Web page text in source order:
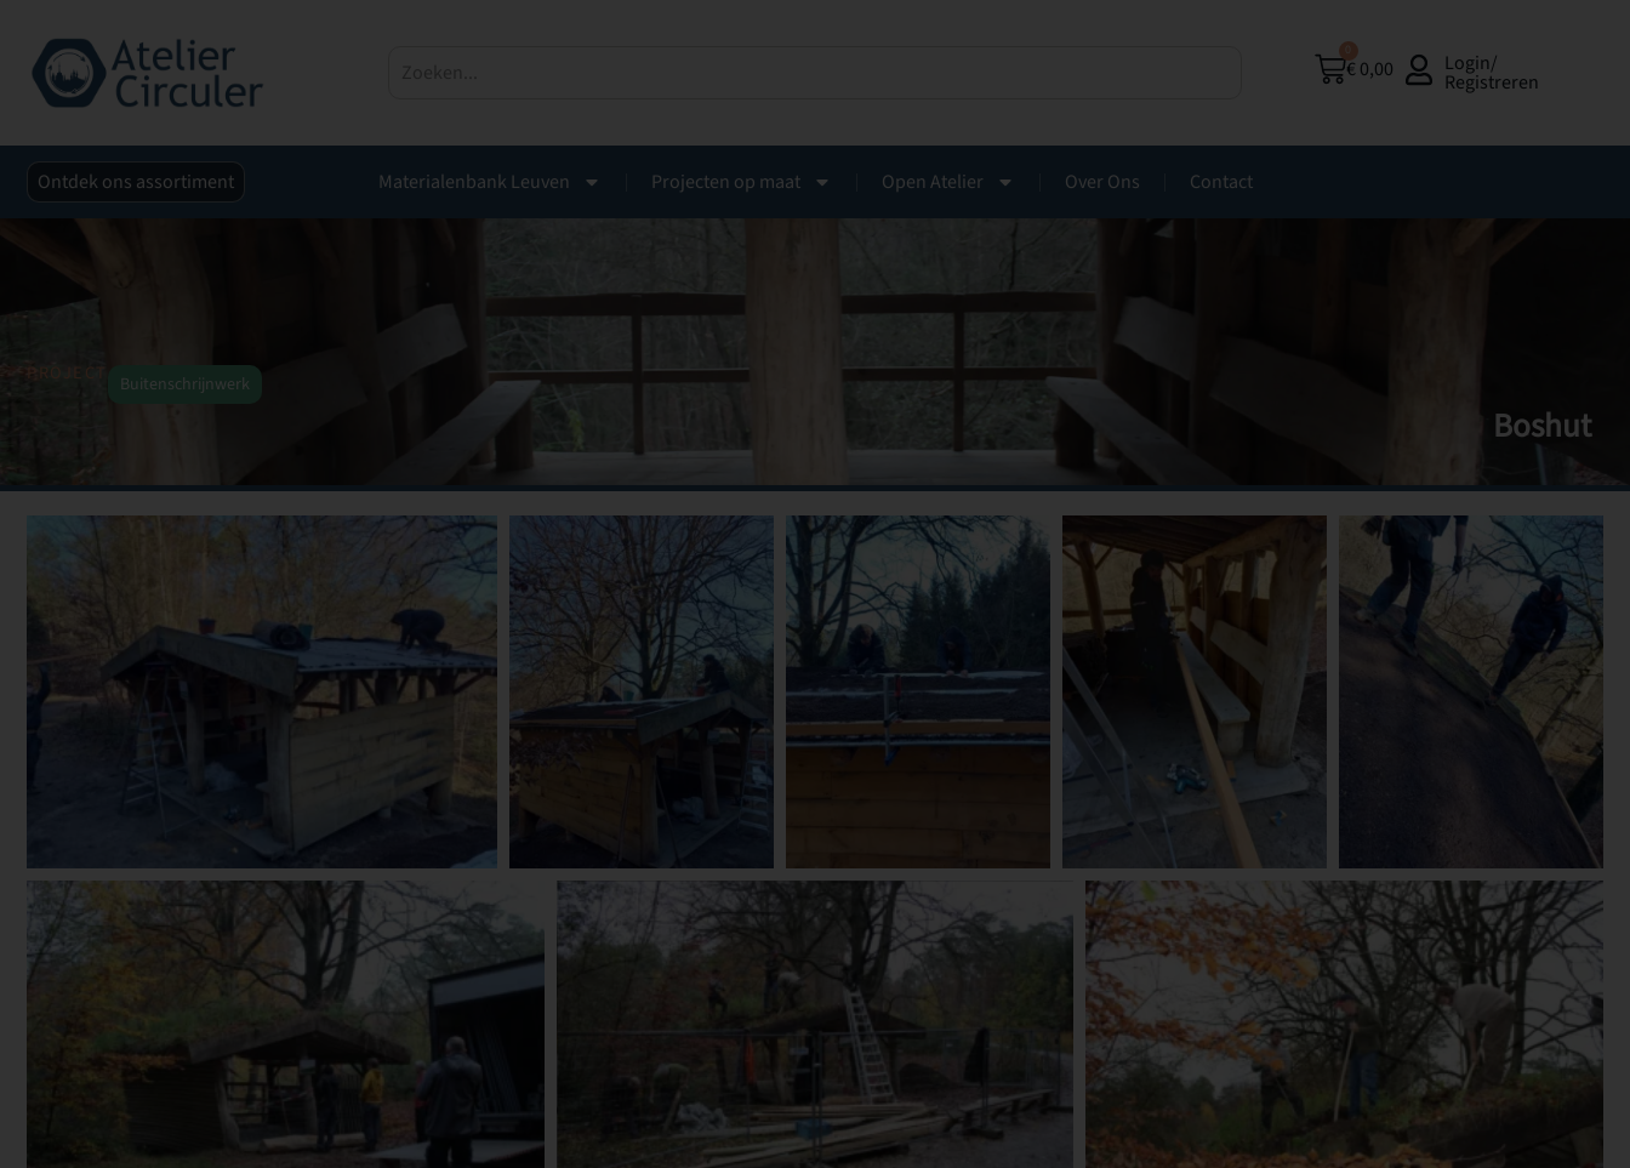
€ 0,00 Login/
Registreren
Ontdek ons assortiment Materialenbank Leuven Projecten op maat Open Atelier Over Ons Contact
PROJECT Buitenschrijnwerk
Boshut